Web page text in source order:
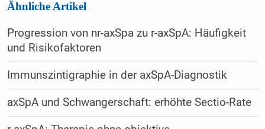
Ähnliche Artikel
Progression von nr-axSpa zu r-axSpA: Häufigkeit
und Risikofaktoren
Immunszintigraphie in der axSpA-Diagnostik
axSpA und Schwangerschaft: erhöhte Sectio-Rate